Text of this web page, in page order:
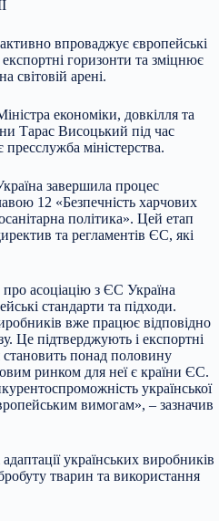
впроваджує європейські
горизонти та зміцнює
світовій арені.
економіки, довкілля та
Тарас Висоцький під час
пресслужба міністерства.
завершила процес
12 «Безпечність харчових
політика». Цей етап
та регламентів ЄС, які
асоціацію з ЄС Україна
стандарти та підходи.
вже працює відповідно
Це підтверджують і експортні
понад половину
ринком для неї є країни ЄС.
української
вимогам», – зазначив
українських виробників
тварин та використання